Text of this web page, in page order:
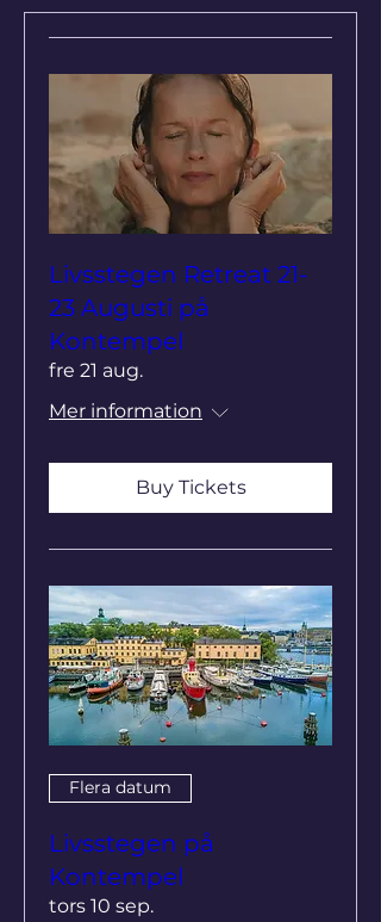
Livsstegen Retreat 21-
23 Augusti på
Kontempel
fre 21 aug.
Mer information
Buy Tickets
Flera datum
Livsstegen på
Kontempel
tors 10 sep.